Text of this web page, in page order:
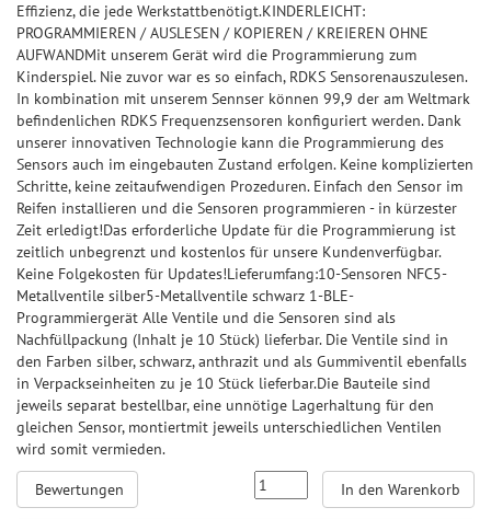
Effizienz, die jede Werkstattbenötigt.KINDERLEICHT:
PROGRAMMIEREN / AUSLESEN / KOPIEREN / KREIEREN OHNE
AUFWANDMit unserem Gerät wird die Programmierung zum
Kinderspiel. Nie zuvor war es so einfach, RDKS Sensorenauszulesen.
In kombination mit unserem Sennser können 99,9 der am Weltmark
befindenlichen RDKS Frequenzsensoren konfiguriert werden. Dank
unserer innovativen Technologie kann die Programmierung des
Sensors auch im eingebauten Zustand erfolgen. Keine komplizierten
Schritte, keine zeitaufwendigen Prozeduren. Einfach den Sensor im
Reifen installieren und die Sensoren programmieren - in kürzester
Zeit erledigt!Das erforderliche Update für die Programmierung ist
zeitlich unbegrenzt und kostenlos für unsere Kundenverfügbar.
Keine Folgekosten für Updates!Lieferumfang:10-Sensoren NFC5-
Metallventile silber5-Metallventile schwarz 1-BLE-
Programmiergerät Alle Ventile und die Sensoren sind als
Nachfüllpackung (Inhalt je 10 Stück) lieferbar. Die Ventile sind in
den Farben silber, schwarz, anthrazit und als Gummiventil ebenfalls
in Verpackseinheiten zu je 10 Stück lieferbar.Die Bauteile sind
jeweils separat bestellbar, eine unnötige Lagerhaltung für den
gleichen Sensor, montiertmit jeweils unterschiedlichen Ventilen
wird somit vermieden.
In den Warenkorb
Bewertungen